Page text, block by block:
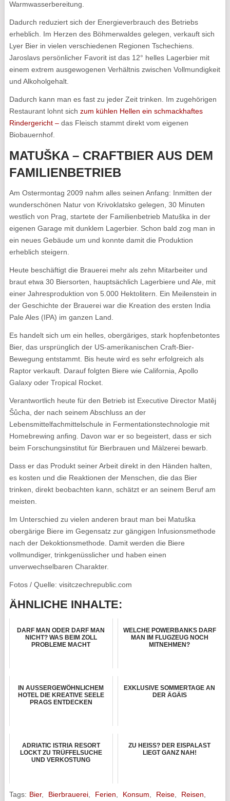
Warmwasserbereitung.
Dadurch reduziert sich der Energieverbrauch des Betriebs
erheblich. Im Herzen des Böhmerwaldes gelegen, verkauft sich
Lyer Bier in vielen verschiedenen Regionen Tschechiens.
Jaroslavs persönlicher Favorit ist das 12° helles Lagerbier mit
einem extrem ausgewogenen Verhältnis zwischen Vollmundigkeit
und Alkoholgehalt.
Dadurch kann man es fast zu jeder Zeit trinken. Im zugehörigen
Restaurant lohnt sich zum kühlen Hellen ein schmackhaftes
Rindergericht –das Fleisch stammt direkt vom eigenen
Biobauernhof.
MATUŠKA – CRAFTBIER AUS DEM
FAMILIENBETRIEB
Am Ostermontag 2009 nahm alles seinen Anfang: Inmitten der
wunderschönen Natur von Krivoklatsko gelegen, 30 Minuten
westlich von Prag, startete der Familienbetrieb Matuška in der
eigenen Garage mit dunklem Lagerbier. Schon bald zog man in
ein neues Gebäude um und konnte damit die Produktion
erheblich steigern.
Heute beschäftigt die Brauerei mehr als zehn Mitarbeiter und
braut etwa 30 Biersorten, hauptsächlich Lagerbiere und Ale, mit
einer Jahresproduktion von 5.000 Hektolitern. Ein Meilenstein in
der Geschichte der Brauerei war die Kreation des ersten India
Pale Ales (IPA) im ganzen Land.
Es handelt sich um ein helles, obergäriges, stark hopfenbetontes
Bier, das ursprünglich der US-amerikanischen Craft-Bier-
Bewegung entstammt. Bis heute wird es sehr erfolgreich als
Raptor verkauft. Darauf folgten Biere wie California, Apollo
Galaxy oder Tropical Rocket.
Verantwortlich heute für den Betrieb ist Executive Director Matěj
Šůcha, der nach seinem Abschluss an der
Lebensmittelfachmittelschule in Fermentationstechnologie mit
Homebrewing anfing. Davon war er so begeistert, dass er sich
beim Forschungsinstitut für Bierbrauen und Mälzerei bewarb.
Dass er das Produkt seiner Arbeit direkt in den Händen halten,
es kosten und die Reaktionen der Menschen, die das Bier
trinken, direkt beobachten kann, schätzt er an seinem Beruf am
meisten.
Im Unterschied zu vielen anderen braut man bei Matuška
obergärige Biere im Gegensatz zur gängigen Infusionsmethode
nach der Dekoktionsmethode. Damit werden die Biere
vollmundiger, trinkgenüsslicher und haben einen
unverwechselbaren Charakter.
Fotos / Quelle: visitczechrepublic.com
ÄHNLICHE INHALTE:
DARF MAN ODER DARF MAN
NICHT? WAS BEIM ZOLL
PROBLEME MACHT
WELCHE POWERBANKS DARF
MAN IM FLUGZEUG NOCH
MITNEHMEN?
IN AUSSERGEWÖHNLICHEM
HOTEL DIE KREATIVE SEELE
PRAGS ENTDECKEN
EXKLUSIVE SOMMERTAGE AN
DER ÄGÄIS
ADRIATIC ISTRIA RESORT
LOCKT ZU TRÜFFELSUCHE
UND VERKOSTUNG
ZU HEISS? DER EISPALAST L
IEGT GANZ NAH!
Tags: Bier, Bierbrauerei, Ferien Konsum Reise, Reisen